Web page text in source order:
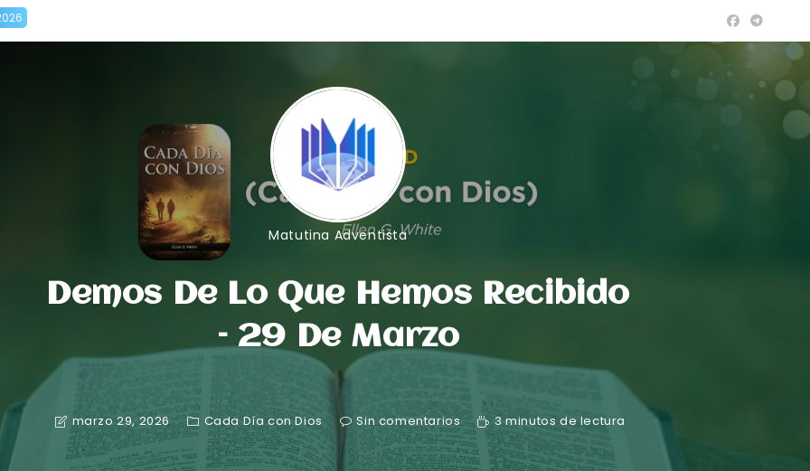
Matutina Adventista
Demos De Lo Que Hemos Recibido
– 29 De Marzo
marzo 29, 2026 Cada Día con Dios Sin comentarios 3 minutos de lectura